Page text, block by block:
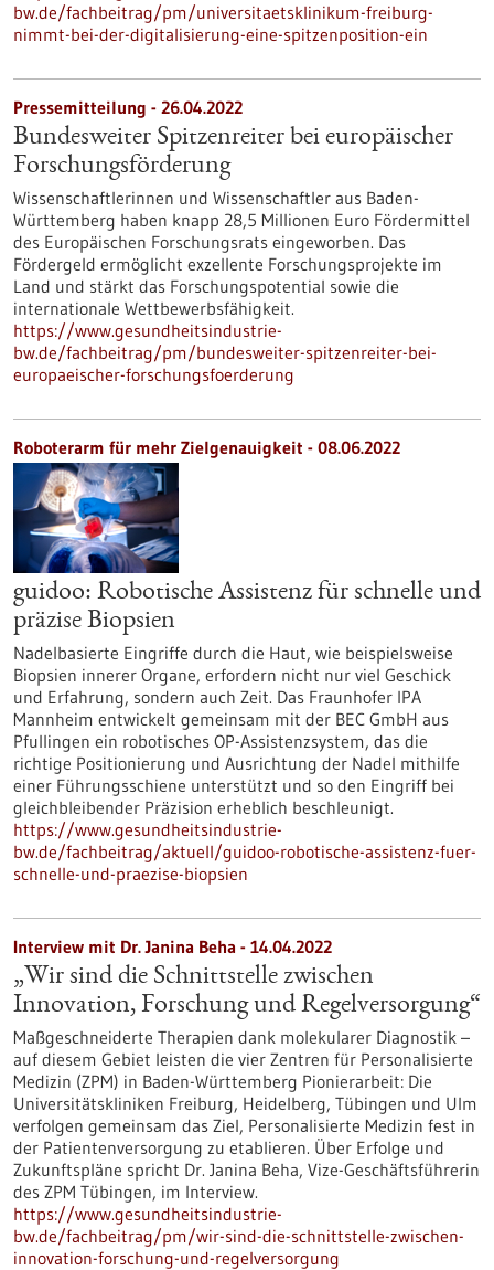
bw.de/fachbeitrag/pm/universitaetsklinikum-freiburg-
nimmt-bei-der-digitalisierung-eine-spitzenposition-ein
Pressemitteilung - 26.04.2022
Bundesweiter Spitzenreiter bei europäischer
Forschungsförderung
Wissenschaftlerinnen und Wissenschaftler aus Baden-
Württemberg haben knapp 28,5 Millionen Euro Fördermittel
des Europäischen Forschungsrats eingeworben. Das
Fördergeld ermöglicht exzellente Forschungsprojekte im
Land und stärkt das Forschungspotential sowie die
internationale Wettbewerbsfähigkeit.
https://www.gesundheitsindustrie-
bw.de/fachbeitrag/pm/bundesweiter-spitzenreiter-bei-
europaeischer-forschungsfoerderung
Roboterarm für mehr Zielgenauigkeit - 08.06.2022
guidoo: Robotische Assistenz für schnelle und
präzise Biopsien
Nadelbasierte Eingriffe durch die Haut, wie beispielsweise
Biopsien innerer Organe, erfordern nicht nur viel Geschick
und Erfahrung, sondern auch Zeit. Das Fraunhofer IPA
Mannheim entwickelt gemeinsam mit der BEC GmbH aus
Pfullingen ein robotisches OP-Assistenzsystem, das die
richtige Positionierung und Ausrichtung der Nadel mithilfe
einer Führungsschiene unterstützt und so den Eingriff bei
gleichbleibender Präzision erheblich beschleunigt.
https://www.gesundheitsindustrie-
bw.de/fachbeitrag/aktuell/guidoo-robotische-assistenz-fuer-
schnelle-und-praezise-biopsien
Interview mit Dr. Janina Beha - 14.04.2022
„Wir sind die Schnittstelle zwischen
Innovation, Forschung und Regelversorgung“
Maßgeschneiderte Therapien dank molekularer Diagnostik –
auf diesem Gebiet leisten die vier Zentren für Personalisierte
Medizin (ZPM) in Baden-Württemberg Pionierarbeit: Die
Universitätskliniken Freiburg, Heidelberg, Tübingen und Ulm
verfolgen gemeinsam das Ziel, Personalisierte Medizin fest in
der Patientenversorgung zu etablieren. Über Erfolge und
Zukunftspläne spricht Dr. Janina Beha, Vize-Geschäftsführerin
des ZPM Tübingen, im Interview.
https://www.gesundheitsindustrie-
bw.de/fachbeitrag/pm/wir-sind-die-schnittstelle-zwischen-
innovation-forschung-und-regelversorgung